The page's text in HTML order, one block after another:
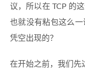
议，所以在 TCP 的
也就没有粘包这么
凭空出现的？
在开始之前，我们先